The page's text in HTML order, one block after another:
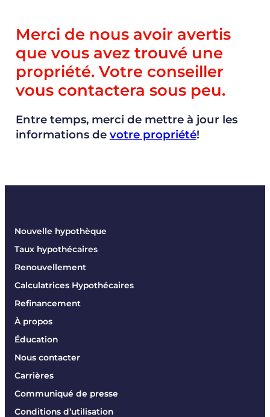
Merci de nous avoir avertis
que vous avez trouvé une
propriété. Votre conseiller
vous contactera sous peu.
Entre temps, merci de mettre à jour les
informations de votre propriété!
Nouvelle hypothèque
Taux hypothécaires
Renouvellement
Calculatrices Hypothécaires
Refinancement
À propos
Éducation
Nous contacter
Carrières
Communiqué de presse
Conditions d’utilisation